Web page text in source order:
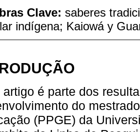
Clave: saberes
indígena; Kaiowá y
artigo é parte dos
do
(PPGE) da